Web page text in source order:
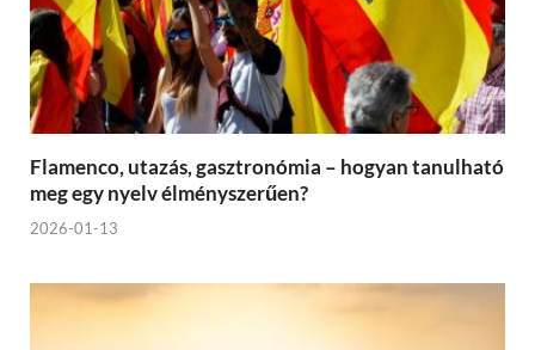
Flamenco, utazás, gasztronómia – hogyan tanulható
meg egy nyelv élményszerűen?
2026-01-13